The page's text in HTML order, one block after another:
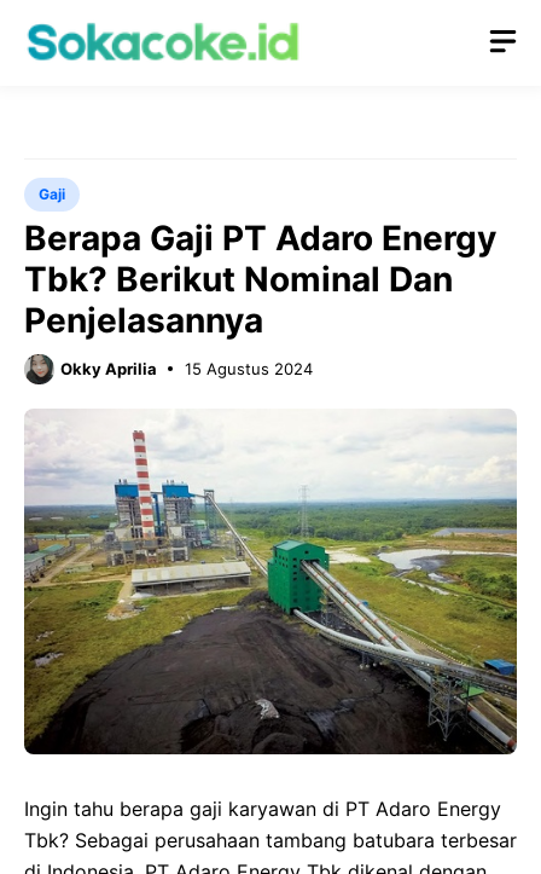
Gaji
Berapa Gaji PT Adaro Energy
Tbk? Berikut Nominal Dan
Penjelasannya
Okky Aprilia 15 Agustus 2024
Ingin tahu berapa gaji karyawan di PT Adaro Energy
Tbk? Sebagai perusahaan tambang batubara terbesar